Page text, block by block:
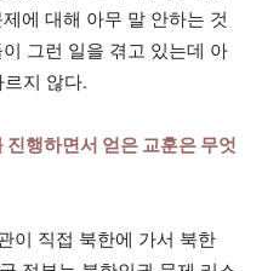
에 대해 아무 말 안하는 것
그런 일을 겪고 있는데 아
지 않다.
행하면서 얻은 교훈은 무엇
이 직접 북한에 가서 북한